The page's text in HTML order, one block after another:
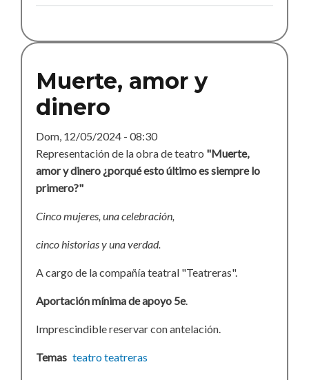
¿qué
ves?
Muerte, amor y
dinero
Dom, 12/05/2024 - 08:30
Representación de la obra de teatro "Muerte,
amor y dinero ¿porqué esto último es siempre lo
primero?"
Cinco mujeres, una celebración,
cinco historias y una verdad.
A cargo de la compañía teatral "Teatreras".
Aportación mínima de apoyo 5e.
Imprescindible reservar con antelación.
Temas teatroteatreras